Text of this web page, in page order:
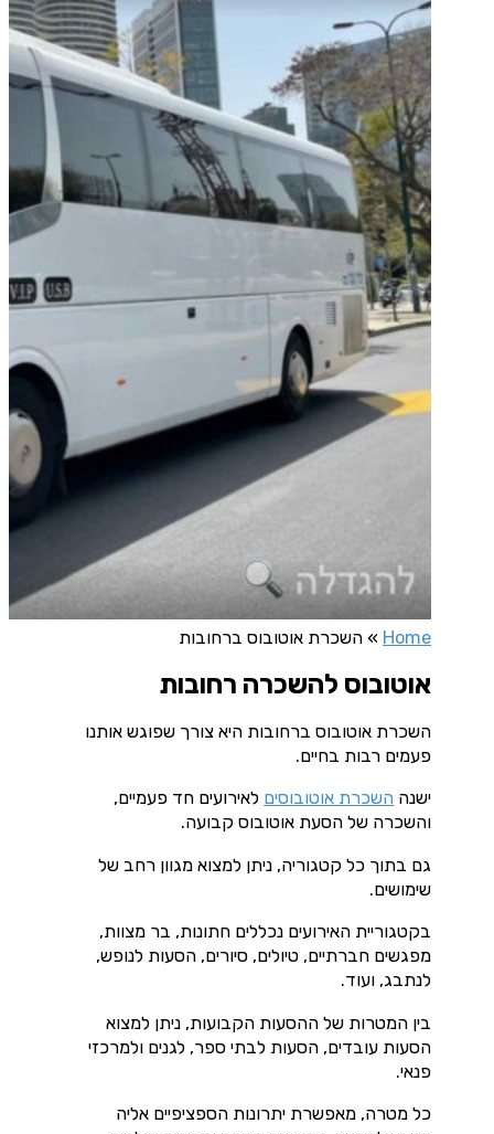
Home
» השכרת אוטובוס ברחובות
אוטובוס להשכרה רחובות
השכרת אוטובוס ברחובות היא צורך שפוגש אותנו
פעמים רבות בחיים.
ישנה השכרת אוטובוסים לאירועים חד פעמיים,
והשכרה של הסעת אוטובוס קבועה.
גם בתוך כל קטגוריה, ניתן למצוא מגוון רחב של
שימושים.
בקטגוריית האירועים נכללים חתונות, בר מצוות,
מפגשים חברתיים, טיולים, סיורים, הסעות לנופש,
לנתבג, ועוד.
בין המטרות של ההסעות הקבועות, ניתן למצוא
הסעות עובדים, הסעות לבתי ספר, לגנים ולמרכזי
פנאי.
כל מטרה, מאפשרת יתרונות הספציפיים אליה